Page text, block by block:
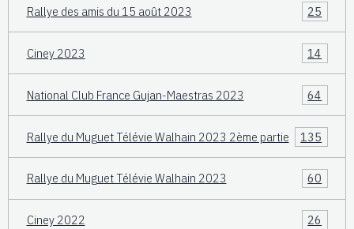
Rallye des amis du 15 août 2023 25
Ciney 2023 14
National Club France Gujan-Maestras 2023 64
Rallye du Muguet Télévie Walhain 2023 2ème partie 135
Rallye du Muguet Télévie Walhain 2023 60
Ciney 2022 26